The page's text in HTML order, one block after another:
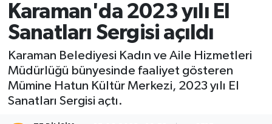
Karaman'da 2023 yılı El
Sanatları Sergisi açıldı
Karaman Belediyesi Kadın ve Aile Hizmetleri
Müdürlüğü bünyesinde faaliyet gösteren
Mümine Hatun Kültür Merkezi, 2023 yılı El
Sanatları Sergisi açtı.
Ekonomi
Foto Galeri
Gündem
Kültür Sanat
Trafik Durumu
Süper Lig Puan Durumu ve Fikstür
Tüm Manşetler
Son Dakika Haberleri